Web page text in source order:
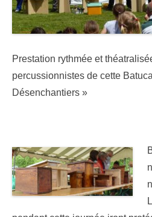
Prestation rythmée et
percussionnistes de cette
Désenchantiers »